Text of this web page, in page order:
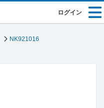
ログイン
NK921016